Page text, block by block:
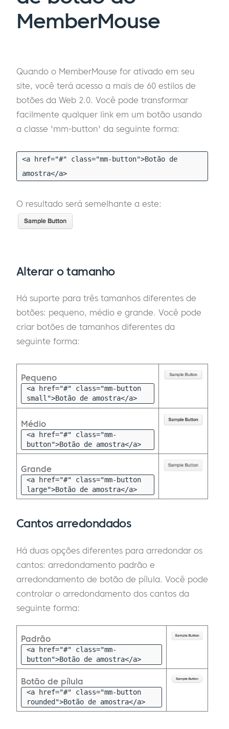
MemberMouse
Quando o MemberMouse for ativado em seu
site, você terá acesso a mais de 60 estilos de
botões da Web 2.0. Você pode transformar
facilmente qualquer link em um botão usando
a classe 'mm-button' da seguinte forma:
<a href="#" class="mm-button">Botão de
amostra</a>
O resultado será semelhante a este:
Alterar o tamanho
Há suporte para três tamanhos diferentes de
botões: pequeno, médio e grande. Você pode
criar botões de tamanhos diferentes da
seguinte forma:
Pequeno
<a href="#" class="mm-button
small">Botão de amostra</a>
Médio
<a href="#" class="mm-
button">Botão de amostra</a>
Grande
<a href="#" class="mm-button
large">Botão de amostra</a>
Cantos arredondados
Há duas opções diferentes para arredondar os
cantos: arredondamento padrão e
arredondamento de botão de pílula. Você pode
controlar o arredondamento dos cantos da
seguinte forma:
Padrão
<a href="#" class="mm-
button">Botão de amostra</a>
Botão de pílula
<a href="#" class="mm-button
rounded">Botão de amostra</a>